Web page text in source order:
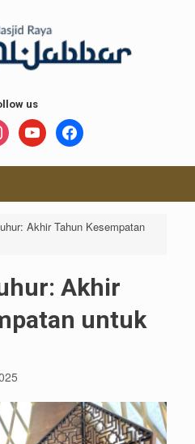
us
youtube facebook
Akhir Tahun Kesempatan
Akhir
untuk